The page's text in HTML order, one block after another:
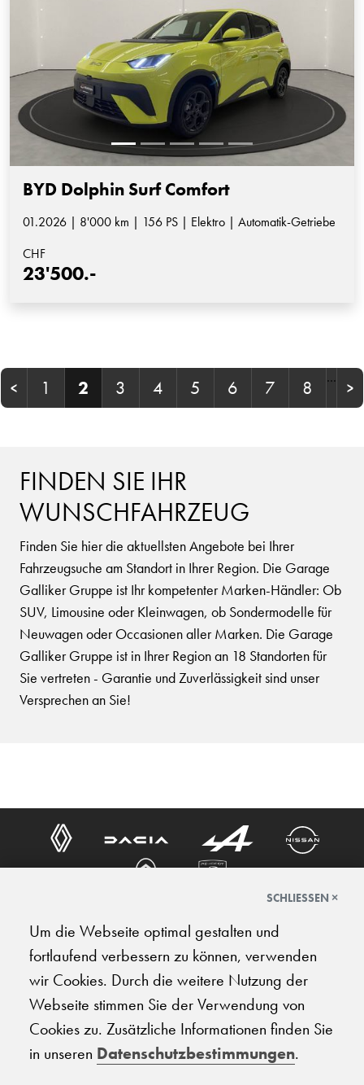
BYD Dolphin Surf Comfort
01.2026 | 8'000 km | 156 PS | Elektro | Automatik-Getriebe
CHF
23'500.-
1 2 3 4 5 6 7 8 …
FINDEN SIE IHR
WUNSCHFAHRZEUG
Finden Sie hier die aktuellsten Angebote bei Ihrer
Fahrzeugsuche am Standort in Ihrer Region. Die Garage
Galliker Gruppe ist Ihr kompetenter Marken-Händler: Ob
SUV, Limousine oder Kleinwagen, ob Sondermodelle für
Neuwagen oder Occasionen aller Marken. Die Garage
Galliker Gruppe ist in Ihrer Region an 18 Standorten für
Sie vertreten - Garantie und Zuverlässigkeit sind unser
Versprechen an Sie!
DIREKTEINSTIEGE
Occasionswagen
Fahrzeugankauf
Termin Probefahrt
Werkstatttermin
SCHLIESSEN ×
Um die Webseite optimal gestalten und
fortlaufend verbessern zu können, verwenden
wir Cookies. Durch die weitere Nutzung der
Webseite stimmen Sie der Verwendung von
Cookies zu. Zusätzliche Informationen finden Sie
in unseren Datenschutzbestimmungen.